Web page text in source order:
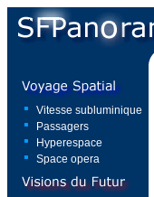
Vitesse subluminique
Passagers
Hyperespace
Space opera